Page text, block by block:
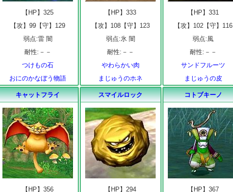
【HP】325
【攻】99【守】129
弱点:雷 闇
耐性:－－
つけもの石
おにのかなぼう物語
【HP】333
【攻】108【守】123
弱点:氷 闇
耐性:－－
やわらかい肉
まじゅうのホネ
【HP】331
【攻】102【守】116
弱点:風
耐性:－－
サンドフルーツ
まじゅうの皮
キャットフライ
【HP】356
スマイルロック
【HP】294
コトブキーノ
【HP】367